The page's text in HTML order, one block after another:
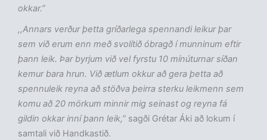
okkar.”
,,Annars verður þetta gríðarlega spennandi leikur þar
sem við erum enn með svolítið óbragð í munninum eftir
þann leik. Þar byrjum við vel fyrstu 10 mínúturnar síðan
kemur bara hrun. Við ætlum okkur að gera þetta að
spennuleik reyna að stöðva þeirra sterku leikmenn sem
komu að 20 mörkum minnir mig seinast og reyna fá
gildin okkar inní þann leik,” sagði Grétar Áki að lokum í
samtali við Handkastið.